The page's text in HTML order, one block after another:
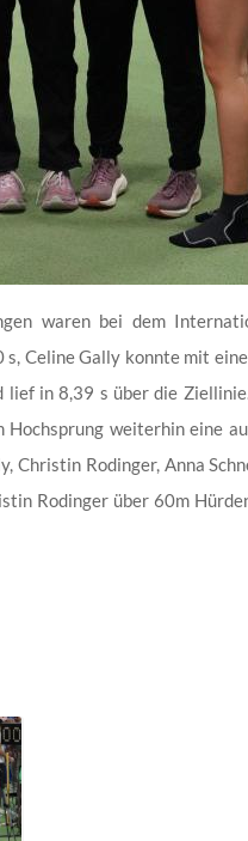
waren bei dem
Celine Gally konnte mit
lief in 8,39 s über die
weiterhin eine
Christin Rodinger, Anna
Rodinger über 60m